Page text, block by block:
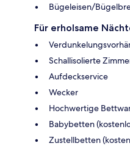
Bügeleisen/
Für erholsame
Schallisolierte
Aufdeckservice
Wecker
Hochwertige
Babybetten
Zustellbetten